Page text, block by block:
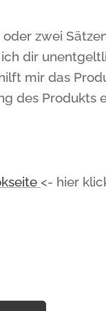
zwei
dir
mir das
des Produkts
<- hier